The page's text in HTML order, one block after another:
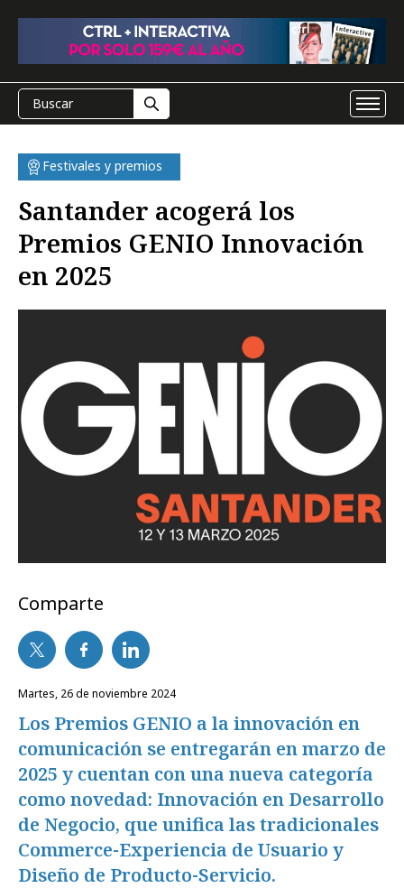
Festivales y premios
Santander acogerá los
Premios GENIO Innovación
en 2025
Comparte
martes, 26 de noviembre 2024
Los Premios GENIO a la innovación en
comunicación se entregarán en marzo de
2025 y cuentan con una nueva categoría
como novedad: Innovación en Desarrollo
de Negocio, que unifica las tradicionales
Commerce-Experiencia de Usuario y
Diseño de Producto-Servicio.